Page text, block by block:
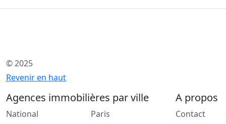
© 2025
Revenir en haut
Agences immobilières par ville
National
Paris
A propos
Contact